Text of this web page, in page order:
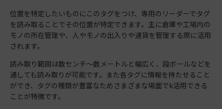
位置を特定したいものにこのタグをつけ、専用のリーダーでタグ
を読み取ることでその位置が特定できます。主に倉庫や工場内の
モノの所在管理や、人やモノの出入りや通貨を管理する際に活用
されます。
読み取り範囲は数センチ〜数メートルと幅広く、段ボールなどを
通しても読み取りが可能です。また各タグに情報を持たせること
ができ、タグの種類が豊富なためさまざまな場面でk活用できる
ことが特徴です。